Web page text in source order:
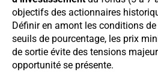
objectifs des actionnaires
Définir en amont les conditions
seuils de pourcentage, les prix
de sortie évite des tensions
opportunité se présente.